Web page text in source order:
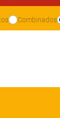
Combinados